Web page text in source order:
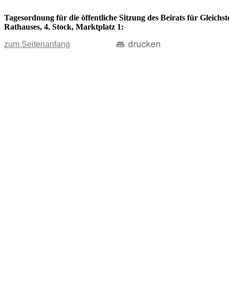
Tagesordnung für die öffentliche Sitzung des Beirats für
Rathauses, 4. Stock, Marktplatz 1:
zum Seitenanfang